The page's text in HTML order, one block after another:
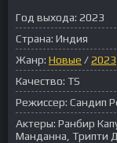
Год выхода: 2023
Страна: Индия
Жанр: Новые /2023
Качество: TS
Режиссер: Сандип
Актеры: Ранбир
Манданна, Трипти